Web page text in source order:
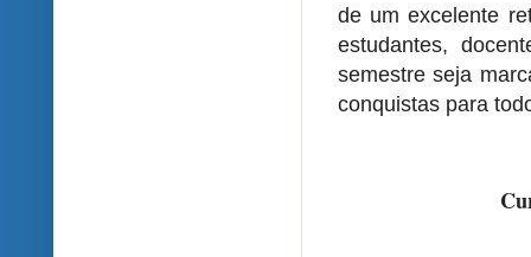
de um excelente
estudantes,
semestre seja
conquistas para